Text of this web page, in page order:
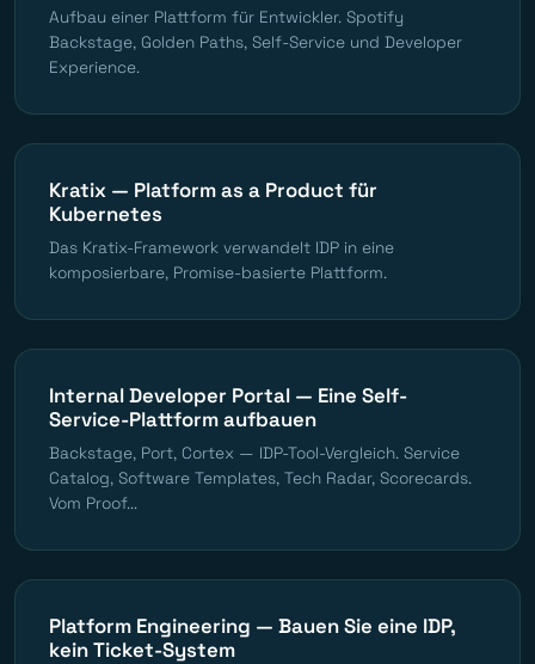
Aufbau einer Plattform für Entwickler. Spotify
Backstage, Golden Paths, Self-Service und Developer
Experience.
Kratix — Platform as a Product für
Kubernetes
Das Kratix-Framework verwandelt IDP in eine
komposierbare, Promise-basierte Plattform.
Internal Developer Portal — Eine Self-
Service-Plattform aufbauen
Backstage, Port, Cortex — IDP-Tool-Vergleich. Service
Catalog, Software Templates, Tech Radar, Scorecards.
Vom Proof...
Platform Engineering — Bauen Sie eine IDP,
kein Ticket-System